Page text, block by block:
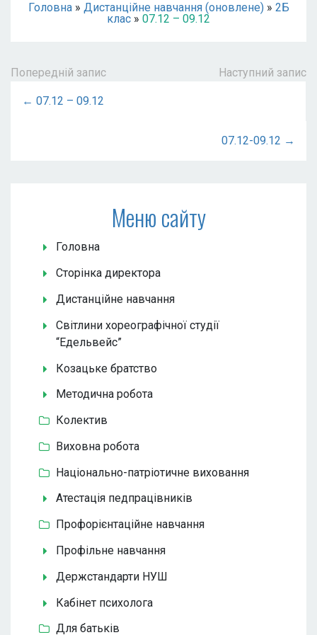
Головна» Дистанційне навчання (оновлене)» 2Б
клас » 07.12 – 09.12
Попередній запис Наступний запис
← 07.12 – 09.12
07.12-09.12 →
Меню сайту
Головна
Сторінка директора
Дистанційне навчання
Світлини хореографічної студії
“Едельвейс”
Козацьке братство
Методична робота
Колектив
Виховна робота
Національно-патріотичне виховання
Атестація педпрацівників
Профорієнтаційне навчання
Профільне навчання
Держстандарти НУШ
Кабінет психолога
Для батьків